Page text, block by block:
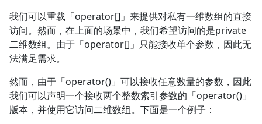
我们可以重载「operator[]」来提供对私有一维数组的直接
访问。然而，在上面的场景中，我们希望访问的是private
二维数组。由于「operator[]」只能接收单个参数，因此无
法满足需求。
然而，由于「operator()」可以接收任意数量的参数，因此
我们可以声明一个接收两个整数索引参数的「operator()」
版本，并使用它访问二维数组。下面是一个例子：